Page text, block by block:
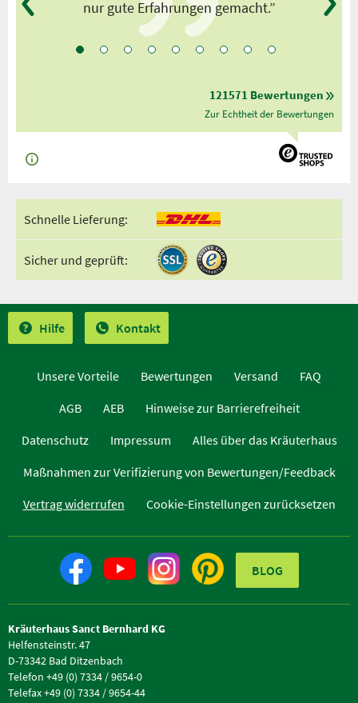
nur gute Erfahrungen gemacht.”
121571 Bewertungen
Zur Echtheit der Bewertungen
Schnelle Lieferung:
Sicher und geprüft:
Hilfe Kontakt
Unsere Vorteile Bewertungen Versand
FAQ
AGB
AEB
Hinweise zur Barrierefreiheit
Datenschutz
Impressum
Alles über das Kräuterhaus
Maßnahmen zur Verifizierung von Bewertungen/Feedback
Vertrag widerrufen
Cookie-Einstellungen zurücksetzen
BLOG
Kräuterhaus Sanct Bernhard KG
Helfensteinstr. 47
D-73342 Bad Ditzenbach
Telefon +49 (0) 7334 / 9654-0
Telefax +49 (0) 7334 / 9654-44